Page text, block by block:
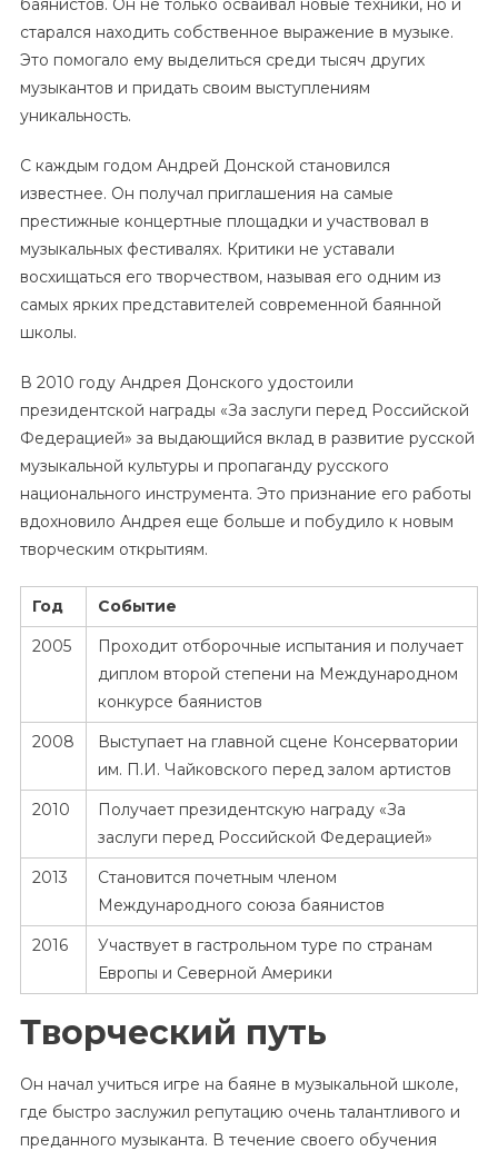
баянистов. Он не только осваивал новые техники, но и
старался находить собственное выражение в музыке.
Это помогало ему выделиться среди тысяч других
музыкантов и придать своим выступлениям
уникальность.
С каждым годом Андрей Донской становился
известнее. Он получал приглашения на самые
престижные концертные площадки и участвовал в
музыкальных фестивалях. Критики не уставали
восхищаться его творчеством, называя его одним из
самых ярких представителей современной баянной
школы.
В 2010 году Андрея Донского удостоили
президентской награды «За заслуги перед Российской
Федерацией» за выдающийся вклад в развитие русской
музыкальной культуры и пропаганду русского
национального инструмента. Это признание его работы
вдохновило Андрея еще больше и побудило к новым
творческим открытиям.
Год
Событие
2005
Проходит отборочные испытания и получает
диплом второй степени на Международном
конкурсе баянистов
2008
Выступает на главной сцене Консерватории
им. П.И. Чайковского перед залом артистов
2010
Получает президентскую награду «За
заслуги перед Российской Федерацией»
2013
Становится почетным членом
Международного союза баянистов
2016
Участвует в гастрольном туре по странам
Европы и Северной Америки
Творческий путь
Он начал учиться игре на баяне в музыкальной школе,
где быстро заслужил репутацию очень талантливого и
преданного музыканта. В течение своего обучения